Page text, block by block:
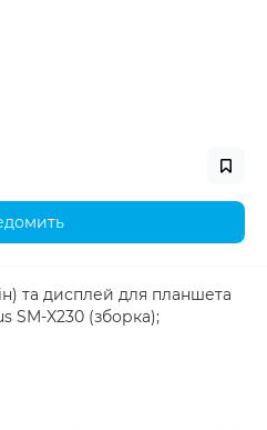
та дисплей для планшета
SM-X230 (зборка);